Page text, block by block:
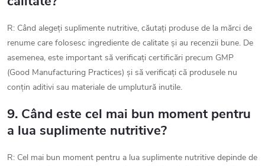
R: Când alegeți suplimente nutritive, căutați produse de la mărci de
renume care folosesc ingrediente de calitate și au recenzii bune. De
asemenea, este important să verificați certificări precum GMP
(Good Manufacturing Practices) și să verificați că produsele nu
conțin aditivi sau materiale de umplutură inutile.
9. Când este cel mai bun moment pentru
a lua suplimente nutritive?
R: Cel mai bun moment pentru a lua suplimente nutritive depinde de